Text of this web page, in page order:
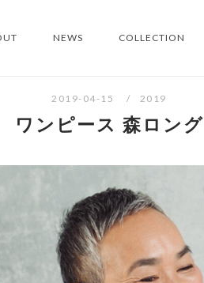
NEWS COLLECTION
2019-04-15 2019
ワンピース 森ロング